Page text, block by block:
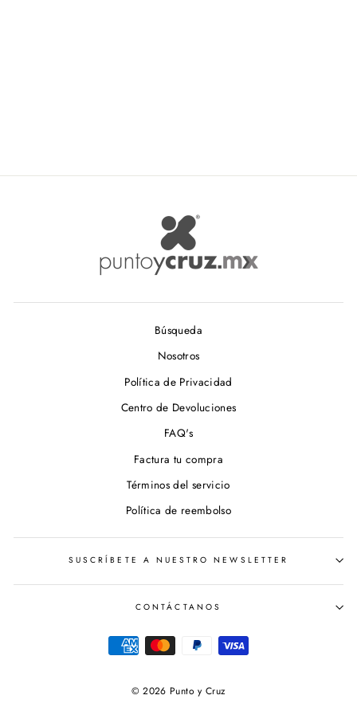
Búsqueda
Nosotros
Política de Privacidad
Centro de Devoluciones
FAQ's
Factura tu compra
Términos del servicio
Política de reembolso
SUSCRÍBETE A NUESTRO NEWSLETTER
CONTÁCTANOS
© 2026 Punto y Cruz